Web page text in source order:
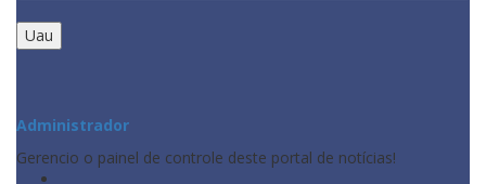
Uau
Administrador
Gerencio o painel de controle deste portal de notícias!